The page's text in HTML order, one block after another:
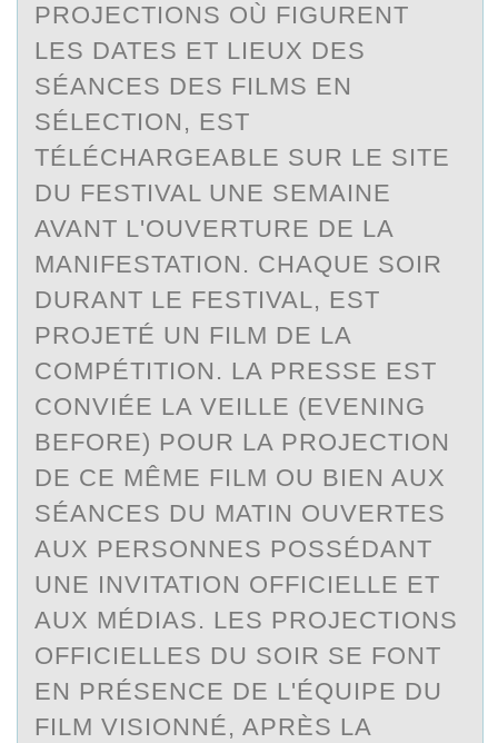
PROJECTIONS OÙ FIGURENT
LES DATES ET LIEUX DES
SÉANCES DES FILMS EN
SÉLECTION, EST
TÉLÉCHARGEABLE SUR LE SITE
DU FESTIVAL UNE SEMAINE
AVANT L'OUVERTURE DE LA
MANIFESTATION. CHAQUE SOIR
DURANT LE FESTIVAL, EST
PROJETÉ UN FILM DE LA
COMPÉTITION. LA PRESSE EST
CONVIÉE LA VEILLE (EVENING
BEFORE) POUR LA PROJECTION
DE CE MÊME FILM OU BIEN AUX
SÉANCES DU MATIN OUVERTES
AUX PERSONNES POSSÉDANT
UNE INVITATION OFFICIELLE ET
AUX MÉDIAS. LES PROJECTIONS
OFFICIELLES DU SOIR SE FONT
EN PRÉSENCE DE L'ÉQUIPE DU
FILM VISIONNÉ, APRÈS LA